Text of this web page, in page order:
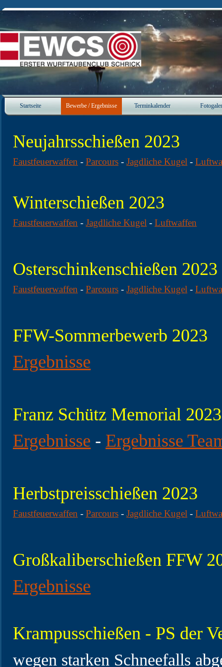
Startseite Bewerbe / Ergebnisse ▼
Terminkalender ▼
Neujahrsschießen 2023
Faustfeuerwaffen - Parcours - Jagdliche Kugel -
Winterschießen 2023
Faustfeuerwaffen - Jagdliche Kugel - Luftwaffen
Osterschinkenschießen 2023
Faustfeuerwaffen - Parcours - Jagdliche Kugel -
FFW-Sommerbewerb 2023
Ergebnisse
Franz Schütz Memorial 2023
Ergebnisse - Ergebnisse
Herbstpreisschießen 2023
Faustfeuerwaffen - Parcours - Jagdliche Kugel -
Großkaliberschießen FFW
Ergebnisse
Krampusschießen - PS der
wegen starken Schneefalls